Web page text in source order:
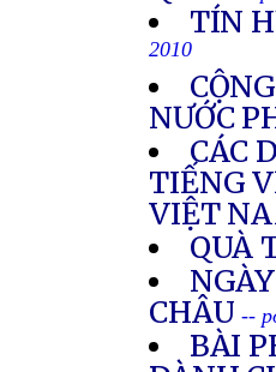
TÍN
2010
NƯỚC
CÁC
TIẾNG
VIỆT
QUÀ
CHÂU --
BÀI